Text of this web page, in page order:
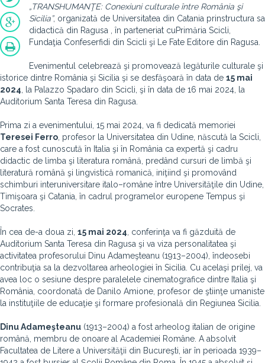
„TRANSHUMANŢE: Conexiuni culturale între România şi
Sicilia”, organizată de Universitatea din Catania prinstructura sa
didactică din Ragusa , în parteneriat cuPrimăria Scicli,
Fundaţia Confeserfidi din Scicli şi Le Fate Editore din Ragusa.
Evenimentul celebrează şi promovează legăturile culturale şi
istorice dintre România şi Sicilia şi se desfăşoară în data de 15 mai
2024 , la Palazzo Spadaro din Scicli, şi în data de 16 mai 2024, la
Auditorium Santa Teresa din Ragusa.
Prima zi a evenimentului, 15 mai 2024, va fi dedicată memoriei
Teresei Ferro , profesor la Universitatea din Udine, născută la Scicli,
care a fost cunoscută în Italia şi în România ca expertă şi cadru
didactic de limba şi literatura română, predând cursuri de limbă şi
literatură română şi lingvistică romanică, iniţiind şi promovând
schimburi interuniversitare italo–române între Universităţile din Udine,
Timişoara şi Catania, în cadrul programelor europene Tempus şi
Socrates.
În cea de-a doua zi, 15 mai 2024 , conferinţa va fi găzduită de
Auditorium Santa Teresa din Ragusa şi va viza personalitatea şi
activitatea profesorului Dinu Adameşteanu (1913–2004), îndeosebi
contribuţia sa la dezvoltarea arheologiei în Sicilia. Cu acelaşi prilej, va
avea loc o sesiune despre paralelele cinematografice dintre Italia şi
România, coordonată de Danilo Amione, profesor de ştiinţe umaniste
la instituţiile de educaţie şi formare profesională din Regiunea Sicilia.
Dinu Adameşteanu (1913–2004) a fost arheolog italian de origine
română, membru de onoare al Academiei Române. A absolvit
Facultatea de Litere a Universităţii din Bucureşti, iar în perioada 1939–